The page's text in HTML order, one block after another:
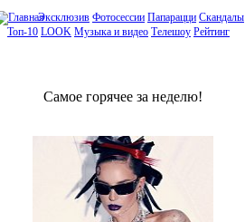
Эксклюзив Фотосессии Папарацци Скандалы
Топ-10 LOOK Музыка и видео Телешоу Рейтинг
Сaмое гoрячее за неделю!